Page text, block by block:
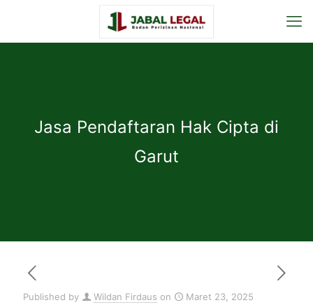
Jasa Pendaftaran Hak Cipta di
Garut
Published by Wildan Firdaus on Maret 23, 2025